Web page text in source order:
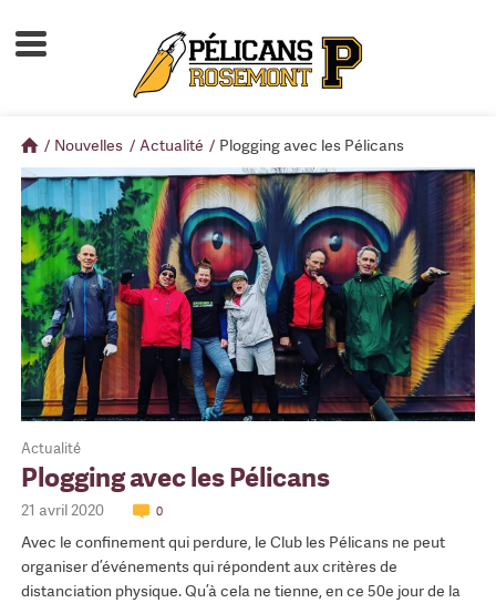
Accueil
Calendrier d'activités
Boutique
Devenir membre
/ Nouvelles / Actualité / Plogging avec les Pélicans
Actualité
Plogging avec les Pélicans
21 avril 2020 0
Avec le confinement qui perdure, le Club les Pélicans ne peut
organiser d’événements qui répondent aux critères de
distanciation physique. Qu’à cela ne tienne, en ce 50e jour de la